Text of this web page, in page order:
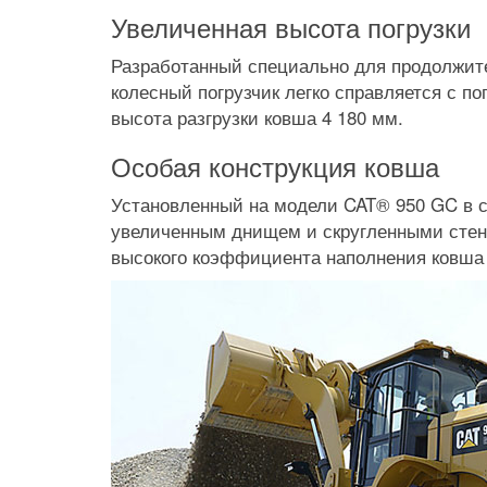
Увеличенная высота погрузки
Разработанный специально для
колесный погрузчик легко справляется с
высота разгрузки ковша 4 180 мм.
Особая конструкция ковша
Установленный на модели CAT® 950 GC в
увеличенным днищем и скругленными
высокого коэффициента наполнения
PrevNext